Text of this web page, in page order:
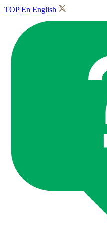
TOP En English